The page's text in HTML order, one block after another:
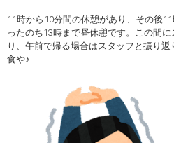
11時から10分間の休憩があり、その後
ったのち13時まで昼休憩です。この間
り、午前で帰る場合はスタッフと振り
食や♪